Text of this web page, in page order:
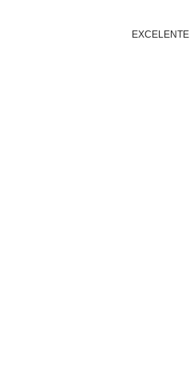
EXCELENTE